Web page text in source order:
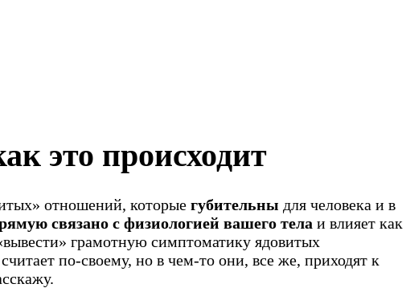
происходит
отношений, которые губительны для человека и в
связано с физиологией вашего тела и влияет как
грамотную симптоматику ядовитых
по-своему, но в чем-то они, все же, приходят к